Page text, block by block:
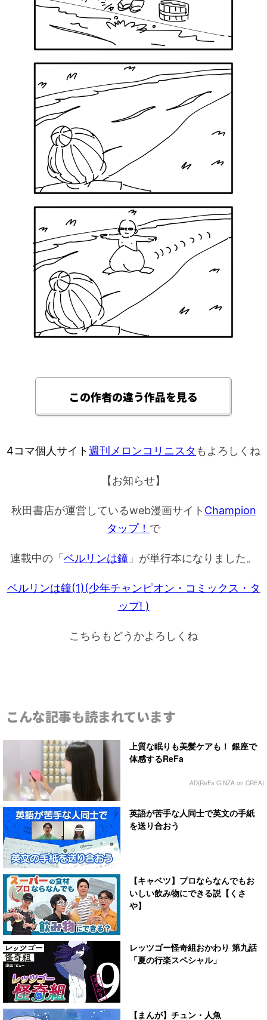
この作者の違う作品を見る
4コマ個人サイト週刊メロンコリニスタ もよろしくね
【お知らせ】
秋田書店が運営しているweb漫画サイト Champion
タップ！ で
連載中の「 ベルリンは鐘 」が単行本になりました。
ベルリンは鐘(1)(少年チャンピオン・コミックス・タ
ップ! )
こちらもどうかよろしくね
こんな記事も読まれています
上質な眠りも美髪ケアも！ 銀座で
体感するReFa
AD(ReFa GINZA on CREA)
英語が苦手な人同士で英文の手紙
を送り合おう
【キャベツ】プロならなんでもお
いしい飲み物にできる説【くさ
や】
レッツゴー怪奇組おかわり 第九話
「夏の行楽スペシャル」
【まんが】チュン・人魚